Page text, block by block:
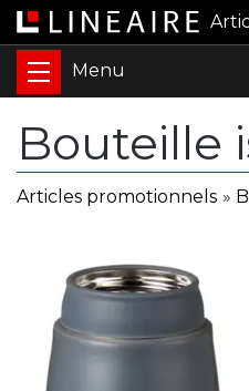
Bouteille
Articles promotionnels »